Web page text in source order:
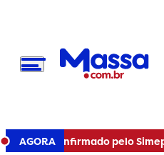
AGORA
e é confirmado pelo Simepar